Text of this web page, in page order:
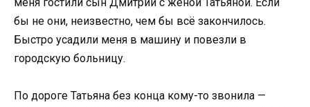
бы не они, неизвестно, чем бы всё закончилось.
Быстро усадили меня в машину и повезли в
городскую больницу.
По дороге Татьяна без конца кому-то звонила —